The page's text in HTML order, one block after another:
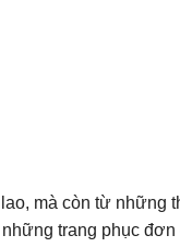
mà còn từ
trang phục